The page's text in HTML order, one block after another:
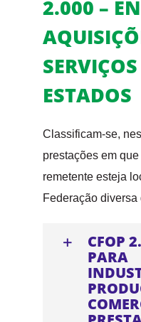
2.000 –
ESTADOS
Classificam-se,
prestações em
remetente esteja
Federação
CFOP
PARA